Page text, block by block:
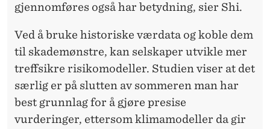
gjennomføres også har betydning, sier Shi.
Ved å bruke historiske værdata og koble dem
til skademønstre, kan selskaper utvikle mer
treffsikre risikomodeller. Studien viser at det
særlig er på slutten av sommeren man har
best grunnlag for å gjøre presise
vurderinger, ettersom klimamodeller da gir